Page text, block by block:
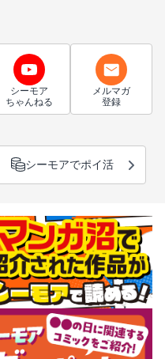
シーモア
ちゃんねる
メルマガ
登録
シーモアでポイ活